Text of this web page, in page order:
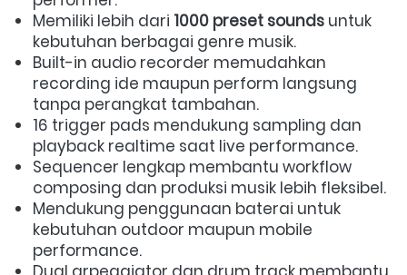
Memiliki lebih dari 1000 preset sounds untuk
kebutuhan berbagai genre musik.
Built-in audio recorder memudahkan
recording ide maupun perform langsung
tanpa perangkat tambahan.
16 trigger pads mendukung sampling dan
playback realtime saat live performance.
Sequencer lengkap membantu workflow
composing dan produksi musik lebih fleksibel.
Mendukung penggunaan baterai untuk
kebutuhan outdoor maupun mobile
performance.